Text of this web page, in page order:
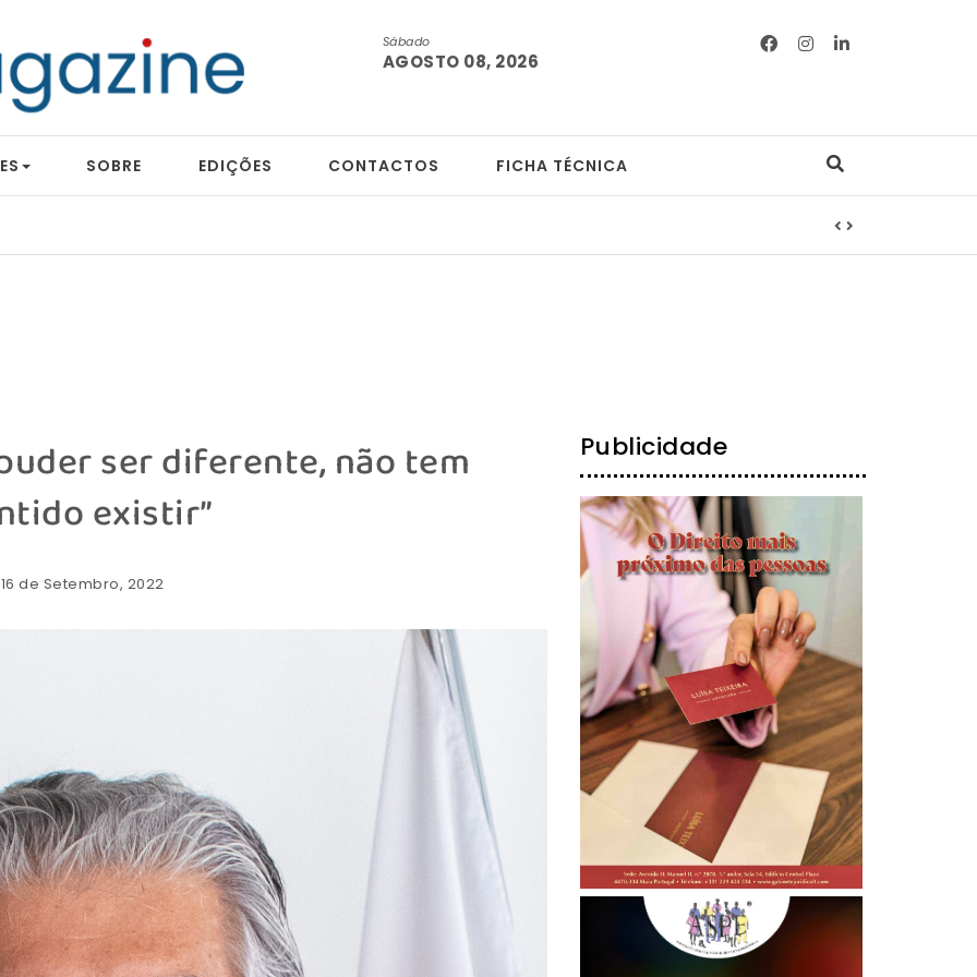
Sábado
AGOSTO 08, 2026
SOBRE EDIÇÕES CONTACTOS FICHA TÉCNICA
ser diferente, não tem
existir”
de Setembro, 2022
Publicidade